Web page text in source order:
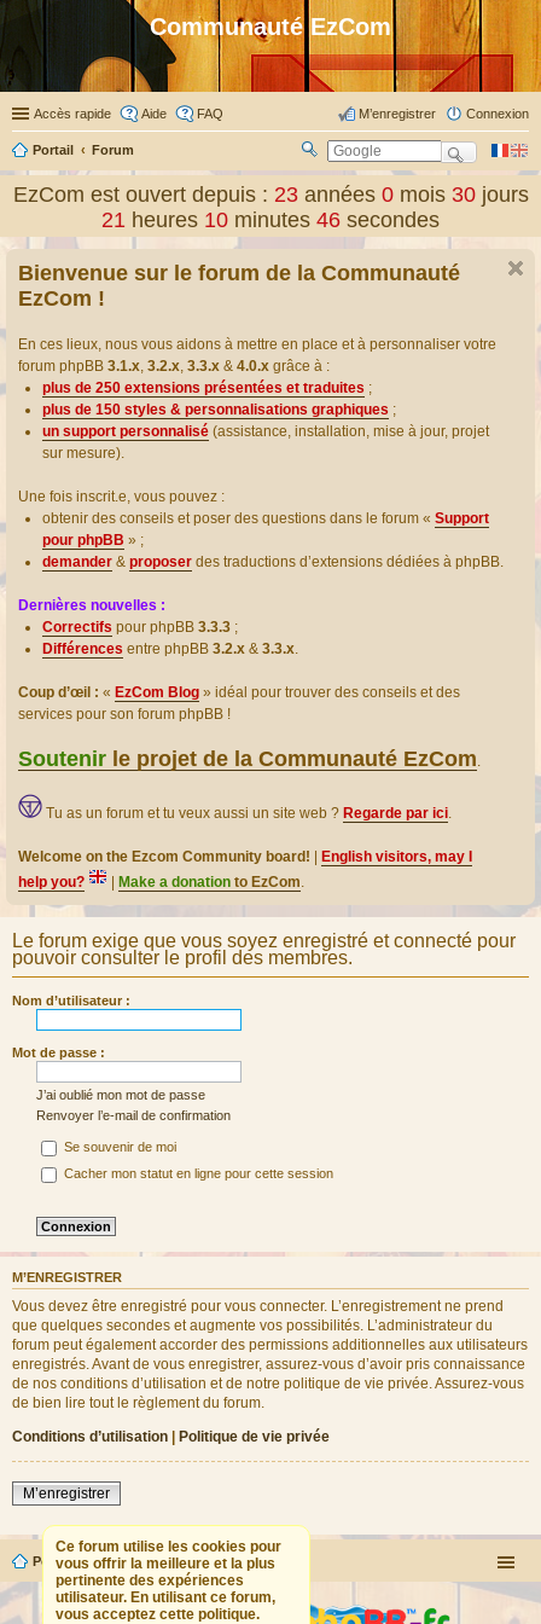
Communauté EzCom
Accès rapide Aide FAQ Connexion
M’enregistrer
Portail Forum
er
EzCom est ouvert depuis : 23 années0 mois30 jours
21 heures 10 minutes 47 secondes
Bienvenue sur le forum de la Communauté
EzCom !
En ces lieux, nous vous aidons à mettre en place et à personnaliser votre
forum phpBB 3.1.x, 3.2.x, 3.3.x & 4.0.x grâce à :
plus de 250 extensions présentées et traduites ;
plus de 150 styles & personnalisations graphiques ;
un support personnalisé (assistance, installation, mise à jour, projet
sur mesure).
Une fois inscrit.e, vous pouvez :
obtenir des conseils et poser des questions dans le forum « Support
pour phpBB » ;
demander & proposer des traductions d’extensions dédiées à phpBB.
Dernières nouvelles :
Correctifs pour phpBB 3.3.3 ;
Différences entre phpBB 3.2.x & 3.3.x.
Coup d’œil : « EzCom Blog » idéal pour trouver des conseils et des
services pour son forum phpBB !
Soutenir le projet de la Communauté EzCom.
Tu as un forum et tu veux aussi un site web ? Regarde par ici.
Welcome on the Ezcom Community board!
English visitors, may I
help you?
Make a donation to EzCom.
Le forum exige que vous soyez enregistré et connecté pour
pouvoir consulter le profil des membres.
Nom d’utilisateur :
Mot de passe :
J’ai oublié mon mot de passe
Renvoyer l’e-mail de confirmation
Se souvenir de moi
Cacher mon statut en ligne pour cette session
M’ENREGISTRER
Vous devez être enregistré pour vous connecter. L’enregistrement ne prend
que quelques secondes et augmente vos possibilités. L’administrateur du
forum peut également accorder des permissions additionnelles aux utilisateurs
enregistrés. Avant de vous enregistrer, assurez-vous d’avoir pris connaissance
de nos conditions d’utilisation et de notre politique de vie privée. Assurez-vous
de bien lire tout le règlement du forum.
Conditions d’utilisation | Politique de vie privée
M’enregistrer
Ce forum utilise les cookies pour
vous offrir la meilleure et la plus
pertinente des expériences
utilisateur. En utilisant ce forum,
vous acceptez cette politique.
Portail Forum